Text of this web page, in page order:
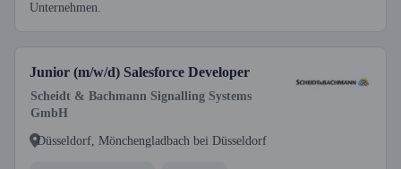
Unternehmen.
Junior (m/w/d) Salesforce Developer
Scheidt & Bachmann Signalling Systems
GmbH
Düsseldorf, Mönchengladbach bei Düsseldorf